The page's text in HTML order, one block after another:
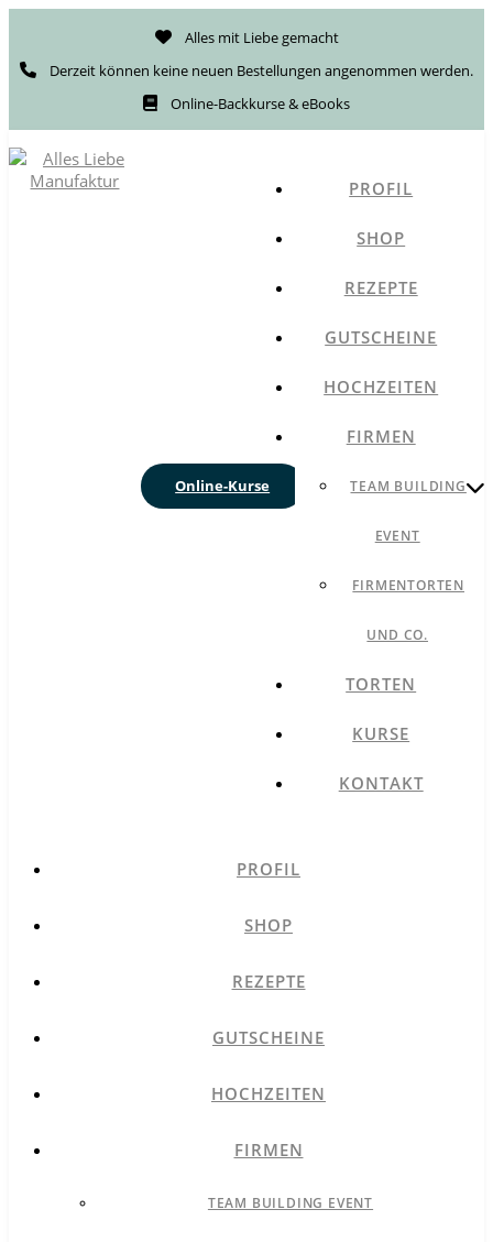
Alles mit Liebe gemacht
Derzeit können keine neuen Bestellungen angenommen werden.
Online-Backkurse & eBooks
Online-Kurse
PROFIL
SHOP
REZEPTE
GUTSCHEINE
HOCHZEITEN
FIRMEN
TEAM BUILDING
EVENT
FIRMENTORTEN
UND CO.
TORTEN
KURSE
KONTAKT
PROFIL
SHOP
REZEPTE
GUTSCHEINE
HOCHZEITEN
FIRMEN
TEAM BUILDING EVENT